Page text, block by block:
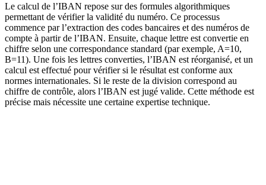
Le calcul de l’IBAN repose sur des formules algorithmiques
permettant de vérifier la validité du numéro. Ce processus
commence par l’extraction des codes bancaires et des numéros de
compte à partir de l’IBAN. Ensuite, chaque lettre est convertie en
chiffre selon une correspondance standard (par exemple, A=10,
B=11). Une fois les lettres converties, l’IBAN est réorganisé, et un
calcul est effectué pour vérifier si le résultat est conforme aux
normes internationales. Si le reste de la division correspond au
chiffre de contrôle, alors l’IBAN est jugé valide. Cette méthode est
précise mais nécessite une certaine expertise technique.